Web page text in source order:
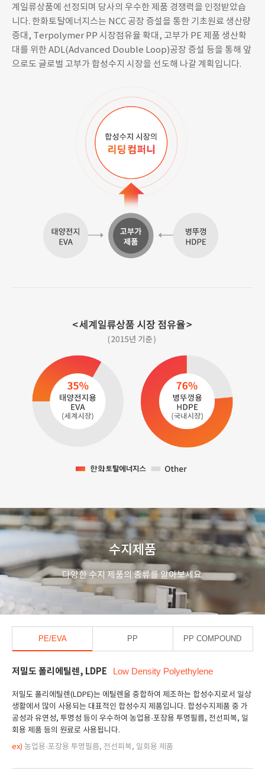
계일류상품에 선정되며 당사의 우수한 제품 경쟁력을 인정받았습
니다. 한화토탈에너지스는 NCC 공장 증설을 통한 기초원료 생산량
증대, Terpolymer PP 시장점유율 확대, 고부가 PE 제품 생산확
대를 위한 ADL(Advanced Double Loop)공장 증설 등을 통해 앞
으로도 글로벌 고부가 합성수지 시장을 선도해 나갈 계획입니다.
수지제품
다양한 수지 제품의 종류를 알아보세요.
PE/EVA PP PP COMPOUND
저밀도 폴리에틸렌, LDPE Low Density Polyethylene
저밀도 폴리에틸렌(LDPE)는 에틸렌을 중합하여 제조하는 합성수지로서 일상
생활에서 많이 사용되는 대표적인 합성수지 제품입니다. 합성수지제품 중 가
공성과 유연성, 투명성 등이 우수하여 농업용·포장용 투명필름, 전선피복, 일
회용 제품 등의 원료로 사용됩니다.
ex) 농업용·포장용 투명필름, 전선피복, 일회용 제품